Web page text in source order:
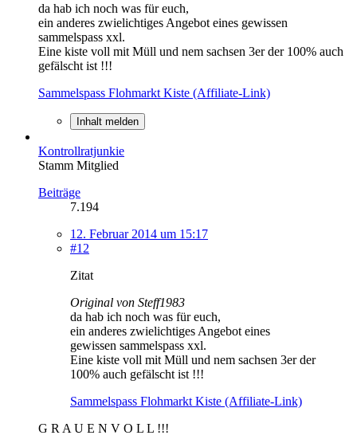
da hab ich noch was für euch,
ein anderes zwielichtiges Angebot eines gewissen
sammelspass xxl.
Eine kiste voll mit Müll und nem sachsen 3er der 100% auch
gefälscht ist !!!
Sammelspass Flohmarkt Kiste (Affiliate-Link)
Inhalt melden
Kontrollratjunkie
Stamm Mitglied
Beiträge
7.194
12. Februar 2014 um 15:17
#12
Zitat
Original von Steff1983
da hab ich noch was für euch,
ein anderes zwielichtiges Angebot eines
gewissen sammelspass xxl.
Eine kiste voll mit Müll und nem sachsen 3er der
100% auch gefälscht ist !!!
Sammelspass Flohmarkt Kiste (Affiliate-Link)
G R A U E N V O L L !!!